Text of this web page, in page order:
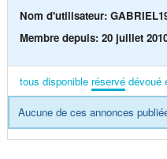
Nom d'utilisateur:
Membre depuis: 20 juillet
tous disponible réservé dévoué
Aucune de ces annonces